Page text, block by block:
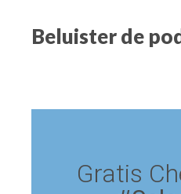
Beluister de
Gratis